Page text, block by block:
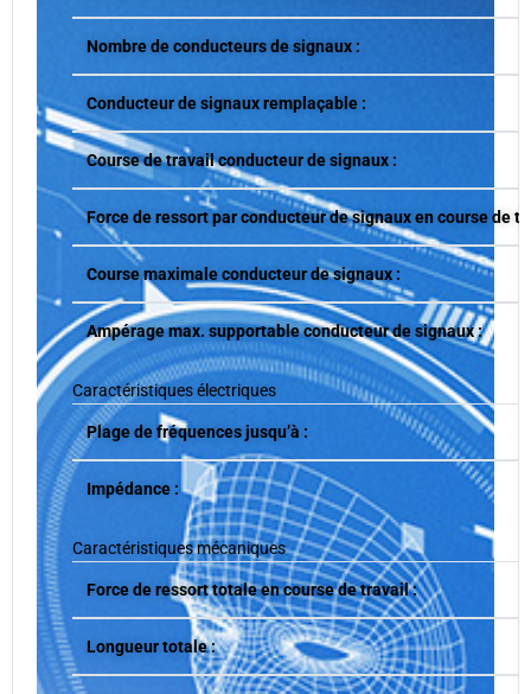
Nombre de conducteurs de signaux :
Conducteur de signaux remplaçable :
Course de travail conducteur de signaux :
Force de ressort par conducteur de signaux en course de
Course maximale conducteur de signaux :
Ampérage max. supportable conducteur de signaux :
Caractéristiques électriques
Plage de fréquences jusqu’à :
Impédance :
Caractéristiques mécaniques
Force de ressort totale en course de travail :
Longueur totale :